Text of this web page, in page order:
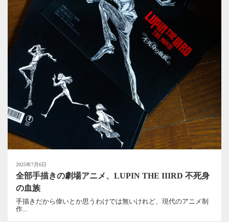
2025年7月6日
全部手描きの劇場アニメ、LUPIN THE IIIRD 不死身
の血族
手描きだから偉いとか思うわけでは無いけれど、現代のアニメ制
作...